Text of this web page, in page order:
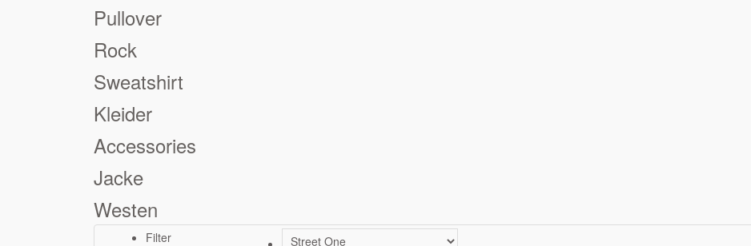
Pullover
Rock
Sweatshirt
Kleider
Accessories
Jacke
Westen
Filter